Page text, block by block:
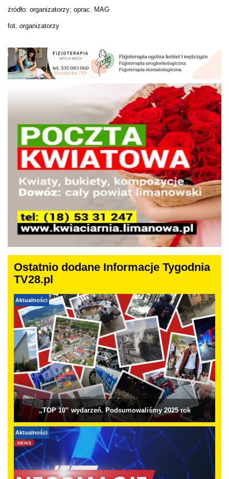
źródło: organizatorzy; oprac. MAG
fot. organizatorzy
Ostatnio dodane Informacje Tygodnia
TV28.pl
Aktualności
„TOP 10” wydarzeń. Podsumowaliśmy 2025 rok
Aktualności